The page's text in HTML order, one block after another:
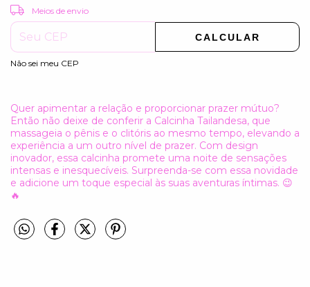
Entregas para o CEP:
Meios de envio
CALCULAR
Não sei meu CEP
Quer apimentar a relação e proporcionar prazer mútuo?
Então não deixe de conferir a Calcinha Tailandesa, que
massageia o pênis e o clitóris ao mesmo tempo, elevando a
experiência a um outro nível de prazer. Com design
inovador, essa calcinha promete uma noite de sensações
intensas e inesquecíveis. Surpreenda-se com essa novidade
e adicione um toque especial às suas aventuras íntimas. 😉
🔥